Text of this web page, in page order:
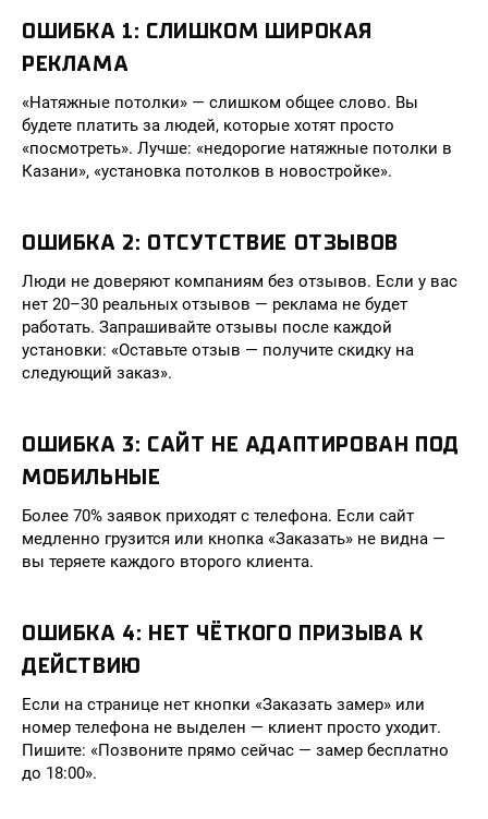
ОШИБКА 1: СЛИШКОМ ШИРОКАЯ
РЕКЛАМА
«Натяжные потолки» — слишком общее слово. Вы
будете платить за людей, которые хотят просто
«посмотреть». Лучше: «недорогие натяжные потолки в
Казани», «установка потолков в новостройке».
ОШИБКА 2: ОТСУТСТВИЕ ОТЗЫВОВ
Люди не доверяют компаниям без отзывов. Если у вас
нет 20–30 реальных отзывов — реклама не будет
работать. Запрашивайте отзывы после каждой
установки: «Оставьте отзыв — получите скидку на
следующий заказ».
ОШИБКА 3: САЙТ НЕ АДАПТИРОВАН ПОД
МОБИЛЬНЫЕ
Более 70% заявок приходят с телефона. Если сайт
медленно грузится или кнопка «Заказать» не видна —
вы теряете каждого второго клиента.
ОШИБКА 4: НЕТ ЧЁТКОГО ПРИЗЫВА К
ДЕЙСТВИЮ
Если на странице нет кнопки «Заказать замер» или
номер телефона не выделен — клиент просто уходит.
Пишите: «Позвоните прямо сейчас — замер бесплатно
до 18:00».